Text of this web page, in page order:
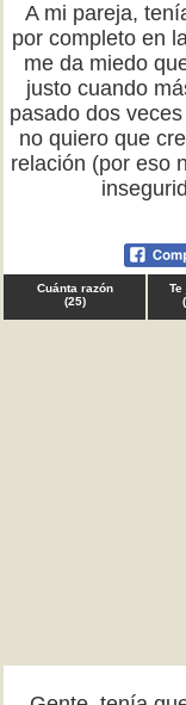
A mi pareja,
por completo en
me da miedo
justo cuando
pasado dos
no quiero que
relación (por eso
Cuánta razón
(25)
Te
(